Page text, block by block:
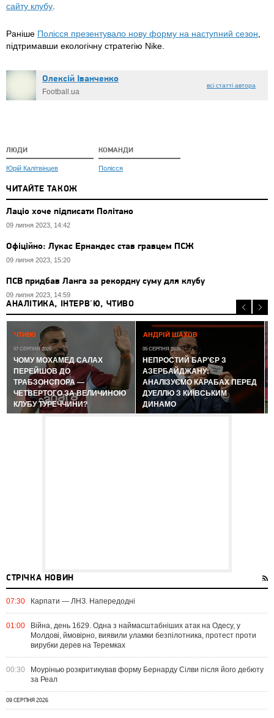
сайту клубу.
Раніше Полісся презентувало нову форму на наступний сезон,
підтримавши екологічну стратегію Nike.
Олексій Іванченко
Football.ua
всі статті автора
ЛЮДИ
Юрій Калітвінцев
КОМАНДИ
Полісся
ЧИТАЙТЕ ТАКОЖ
Лаціо хоче підписати Політано
09 липня 2023, 14:42
Офіційно: Лукас Ернандес став гравцем ПСЖ
09 липня 2023, 15:20
ПСВ придбав Ланга за рекордну суму для клубу
09 липня 2023, 14:59
АНАЛІТИКА, ІНТЕРВ'Ю, ЧТИВО
ЧТИВО
07 СЕРПНЯ 2026
ЧОМУ МОХАМЕД САЛАХ
ПЕРЕЙШОВ ДО
ТРАБЗОНСПОРА —
ЧЕТВЕРТОГО ЗА ВЕЛИЧИНОЮ
КЛУБУ ТУРЕЧЧИНИ?
АНДРІЙ ШАХОВ
05 СЕРПНЯ 2026
НЕПРОСТИЙ БАР'ЄР З
АЗЕРБАЙДЖАНУ:
АНАЛІЗУЄМО КАРАБАХ ПЕРЕД
ДУЕЛЛЮ З КИЇВСЬКИМ
ДИНАМО
СТРІЧКА НОВИН
07:30 Карпати — ЛНЗ. Напередодні
01:00
Війна, день 1629. Одна з наймасштабніших атак на Одесу, у
Молдові, ймовірно, виявили уламки безпілотника, протест проти
вирубки дерев на Теремках
00:30
Моурінью розкритикував форму Бернарду Сілви після його дебюту
за Реал
09 СЕРПНЯ 2026